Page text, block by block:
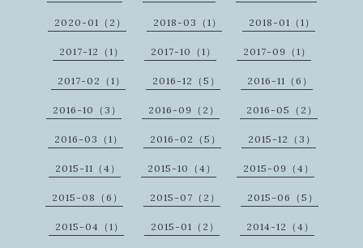
2020-01（2） 2018-03（1） 2018-01（1）
2017-12（1） 2017-10（1） 2017-09（1）
2017-02（1） 2016-12（5） 2016-11（6）
2016-10（3） 2016-09（2） 2016-05（2）
2016-03（1） 2016-02（5） 2015-12（3）
2015-11（4） 2015-10（4） 2015-09（4）
2015-08（6） 2015-07（2） 2015-06（5）
2015-04（1） 2015-01（2） 2014-12（4）